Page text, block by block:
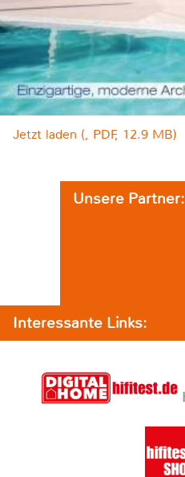
Jetzt laden (, PDF, 12.9 MB)
Unsere Partner:
Interessante Links: